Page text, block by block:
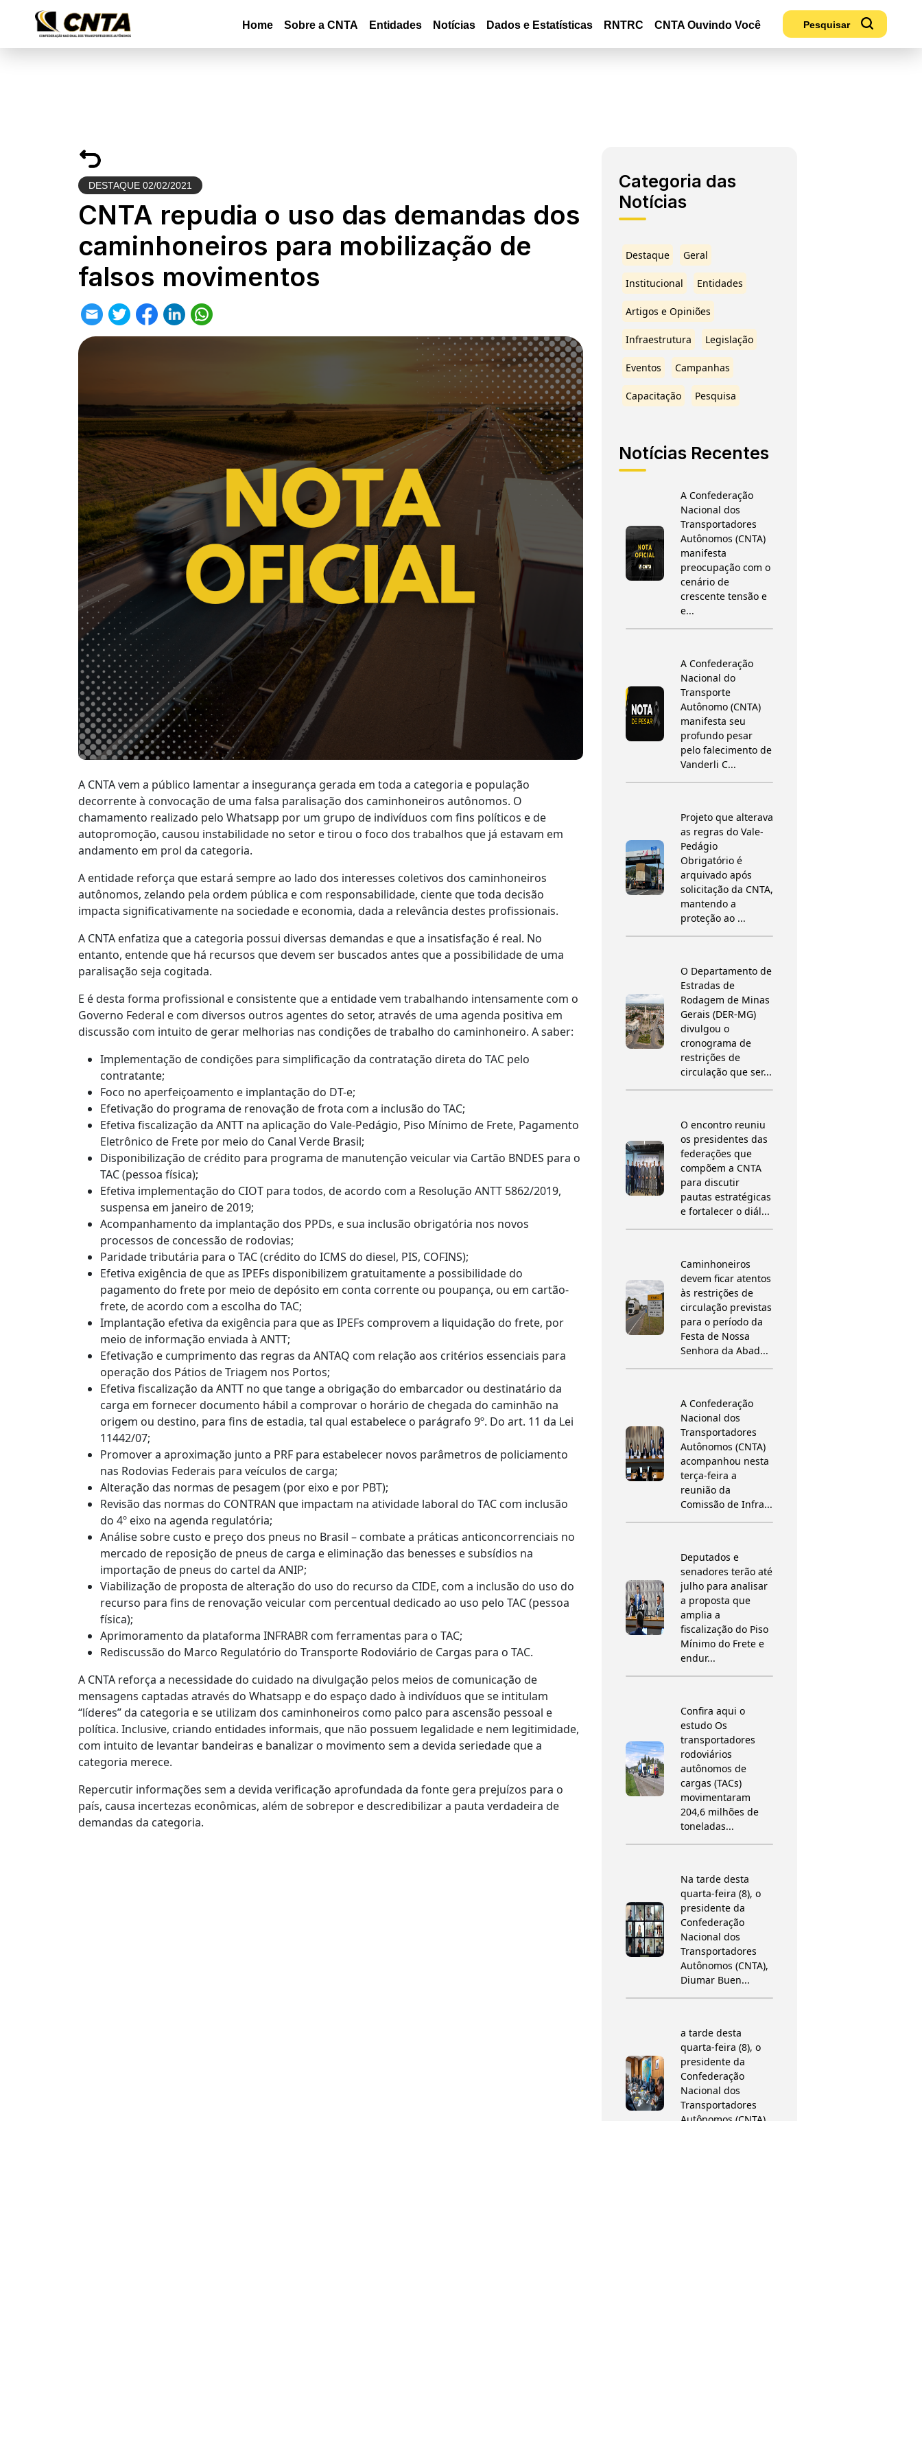
Home Sobre a CNTA Entidades Notícias Dados e Estatísticas RNTRC CNTA Ouvindo Você
DESTAQUE 02/02/2021
CNTA repudia o uso das demandas dos
caminhoneiros para mobilização de
falsos movimentos
A CNTA vem a público lamentar a insegurança gerada em toda a categoria e população
decorrente à convocação de uma falsa paralisação dos caminhoneiros autônomos. O
chamamento realizado pelo Whatsapp por um grupo de indivíduos com fins políticos e de
autopromoção, causou instabilidade no setor e tirou o foco dos trabalhos que já estavam em
andamento em prol da categoria.
A entidade reforça que estará sempre ao lado dos interesses coletivos dos caminhoneiros
autônomos, zelando pela ordem pública e com responsabilidade, ciente que toda decisão
impacta significativamente na sociedade e economia, dada a relevância destes profissionais.
A CNTA enfatiza que a categoria possui diversas demandas e que a insatisfação é real. No
entanto, entende que há recursos que devem ser buscados antes que a possibilidade de uma
paralisação seja cogitada.
E é desta forma profissional e consistente que a entidade vem trabalhando intensamente com o
Governo Federal e com diversos outros agentes do setor, através de uma agenda positiva em
discussão com intuito de gerar melhorias nas condições de trabalho do caminhoneiro. A saber:
Implementação de condições para simplificação da contratação direta do TAC pelo
contratante;
Foco no aperfeiçoamento e implantação do DT-e;
Efetivação do programa de renovação de frota com a inclusão do TAC;
Efetiva fiscalização da ANTT na aplicação do Vale-Pedágio, Piso Mínimo de Frete, Pagamento
Eletrônico de Frete por meio do Canal Verde Brasil;
Disponibilização de crédito para programa de manutenção veicular via Cartão BNDES para o
TAC (pessoa física);
Efetiva implementação do CIOT para todos, de acordo com a Resolução ANTT 5862/2019,
suspensa em janeiro de 2019;
Acompanhamento da implantação dos PPDs, e sua inclusão obrigatória nos novos
processos de concessão de rodovias;
Paridade tributária para o TAC (crédito do ICMS do diesel, PIS, COFINS);
Efetiva exigência de que as IPEFs disponibilizem gratuitamente a possibilidade do
pagamento do frete por meio de depósito em conta corrente ou poupança, ou em cartão-
frete, de acordo com a escolha do TAC;
Implantação efetiva da exigência para que as IPEFs comprovem a liquidação do frete, por
meio de informação enviada à ANTT;
Efetivação e cumprimento das regras da ANTAQ com relação aos critérios essenciais para
operação dos Pátios de Triagem nos Portos;
Efetiva fiscalização da ANTT no que tange a obrigação do embarcador ou destinatário da
carga em fornecer documento hábil a comprovar o horário de chegada do caminhão na
origem ou destino, para fins de estadia, tal qual estabelece o parágrafo 9º. Do art. 11 da Lei
11442/07;
Promover a aproximação junto a PRF para estabelecer novos parâmetros de policiamento
nas Rodovias Federais para veículos de carga;
Alteração das normas de pesagem (por eixo e por PBT);
Revisão das normas do CONTRAN que impactam na atividade laboral do TAC com inclusão
do 4º eixo na agenda regulatória;
Análise sobre custo e preço dos pneus no Brasil – combate a práticas anticoncorrenciais no
mercado de reposição de pneus de carga e eliminação das benesses e subsídios na
importação de pneus do cartel da ANIP;
Viabilização de proposta de alteração do uso do recurso da CIDE, com a inclusão do uso do
recurso para fins de renovação veicular com percentual dedicado ao uso pelo TAC (pessoa
física);
Aprimoramento da plataforma INFRABR com ferramentas para o TAC;
Rediscussão do Marco Regulatório do Transporte Rodoviário de Cargas para o TAC.
A CNTA reforça a necessidade do cuidado na divulgação pelos meios de comunicação de
mensagens captadas através do Whatsapp e do espaço dado à indivíduos que se intitulam
“líderes” da categoria e se utilizam dos caminhoneiros como palco para ascensão pessoal e
política. Inclusive, criando entidades informais, que não possuem legalidade e nem legitimidade,
com intuito de levantar bandeiras e banalizar o movimento sem a devida seriedade que a
categoria merece.
Repercutir informações sem a devida verificação aprofundada da fonte gera prejuízos para o
país, causa incertezas econômicas, além de sobrepor e descredibilizar a pauta verdadeira de
demandas da categoria.
Categoria das
Notícias
Destaque Geral
Institucional Entidades
Artigos e Opiniões
Infraestrutura Legislação
Eventos Campanhas
Capacitação Pesquisa
Notícias Recentes
A Confederação
Nacional dos
Transportadores
Autônomos (CNTA)
manifesta
preocupação com o
cenário de
crescente tensão e
e...
A Confederação
Nacional do
Transporte
Autônomo (CNTA)
manifesta seu
profundo pesar
pelo falecimento de
Vanderli C...
Projeto que alterava
as regras do Vale-
Pedágio
Obrigatório é
arquivado após
solicitação da CNTA,
mantendo a
proteção ao ...
O Departamento de
Estradas de
Rodagem de Minas
Gerais (DER-MG)
divulgou o
cronograma de
restrições de
circulação que ser...
O encontro reuniu
os presidentes das
federações que
compõem a CNTA
para discutir
pautas estratégicas
e fortalecer o diál...
Caminhoneiros
devem ficar atentos
às restrições de
circulação previstas
para o período da
Festa de Nossa
Senhora da Abad...
A Confederação
Nacional dos
Transportadores
Autônomos (CNTA)
acompanhou nesta
terça-feira a
reunião da
Comissão de Infra...
Deputados e
senadores terão até
julho para analisar
a proposta que
amplia a
fiscalização do Piso
Mínimo do Frete e
endur...
Confira aqui o
estudo Os
transportadores
rodoviários
autônomos de
cargas (TACs)
movimentaram
204,6 milhões de
toneladas...
Na tarde desta
quarta-feira (8), o
presidente da
Confederação
Nacional dos
Transportadores
Autônomos (CNTA),
Diumar Buen...
a tarde desta
quarta-feira (8), o
presidente da
Confederação
Nacional dos
Transportadores
Autônomos (CNTA),